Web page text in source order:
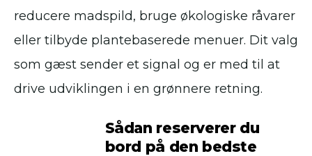
reducere madspild, bruge økologiske råvarer
eller tilbyde plantebaserede menuer. Dit valg
som gæst sender et signal og er med til at
drive udviklingen i en grønnere retning.
Sådan reserverer du
bord på den bedste